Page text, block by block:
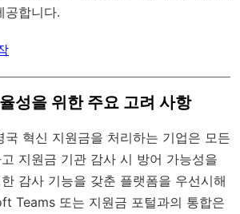
공합니다.
성을 위한 주요 고려 사항
국 혁신 지원금을 처리하는 기업은 모든
지원금 기관 감사 시 방어 가능성을
감사 기능을 갖춘 플랫폼을 우선시해
Teams 또는 지원금 포털과의 통합은